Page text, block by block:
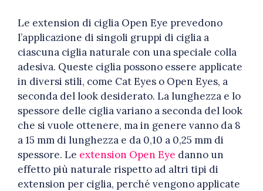
Le extension di ciglia Open Eye prevedono
l’applicazione di singoli gruppi di ciglia a
ciascuna ciglia naturale con una speciale colla
adesiva. Queste ciglia possono essere applicate
in diversi stili, come Cat Eyes o Open Eyes, a
seconda del look desiderato. La lunghezza e lo
spessore delle ciglia variano a seconda del look
che si vuole ottenere, ma in genere vanno da 8
a 15 mm di lunghezza e da 0,10 a 0,25 mm di
spessore. Le extension Open Eye danno un
effetto più naturale rispetto ad altri tipi di
extension per ciglia, perché vengono applicate